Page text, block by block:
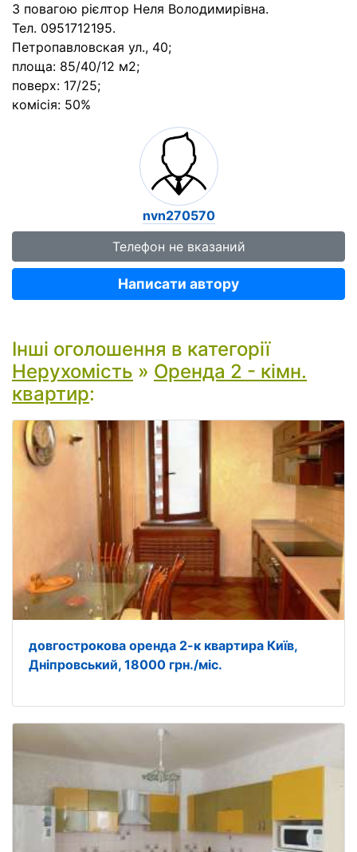
З повагою рієлтор Неля Володимирівна.
Тел. 0951712195.
Петропавловская ул., 40;
площа: 85/40/12 м2;
поверх: 17/25;
комісія: 50%
nvn270570
Телефон не вказаний
Написати автору
Інші оголошення в категорії
Нерухомість » Оренда 2 - кімн.
квартир:
довгострокова оренда 2-к квартира Київ,
Дніпровський, 18000 грн./міс.